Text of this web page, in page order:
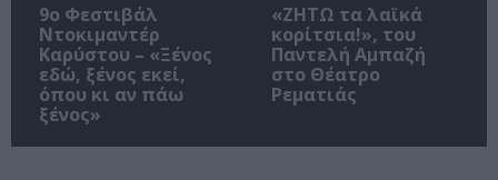
9ο Φεστιβάλ
Ντοκιμαντέρ
Καρύστου – «Ξένος
εδώ, ξένος εκεί,
όπου κι αν πάω
ξένος»
«ΖΗΤΩ τα λαϊκά
κορίτσια!», του
Παντελή Αμπαζή
στο Θέατρο
Ρεματιάς